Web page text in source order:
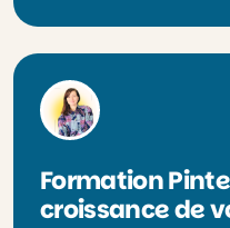
Formation
croissance de